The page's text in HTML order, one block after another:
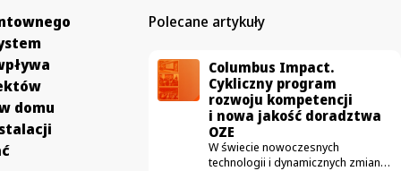
domu
Polecane artykuły
Columbus Impact.
Cykliczny program
rozwoju kompetencji
i nowa jakość doradztwa
OZE
W świecie nowoczesnych
technologii i dynamicznych zmian